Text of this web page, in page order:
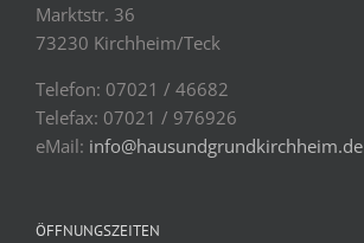
Marktstr. 36
73230 Kirchheim/Teck
Telefon: 07021 / 46682
Telefax: 07021 / 976926
eMail: info@hausundgrundkirchheim.de
ÖFFNUNGSZEITEN